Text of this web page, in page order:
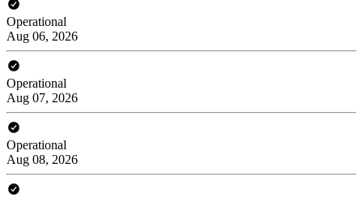
Operational
Aug 06, 2026
Operational
Aug 07, 2026
Operational
Aug 08, 2026